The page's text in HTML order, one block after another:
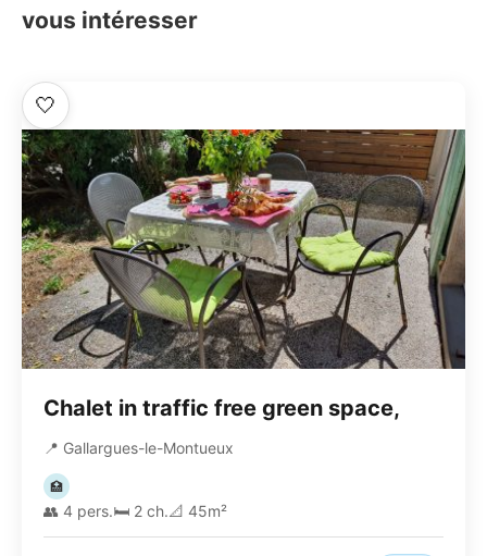
vous intéresser
🤍
Chalet in traffic free green space,
📍 Gallargues-le-Montueux
🏥
👥 4 pers.🛏️ 2 ch.📐 45m²